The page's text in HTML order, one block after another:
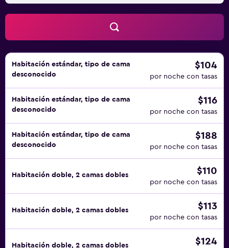
Habitación estándar, tipo de cama
desconocido
$104
por noche con tasas
Habitación estándar, tipo de cama
desconocido
$116
por noche con tasas
Habitación estándar, tipo de cama
desconocido
$188
por noche con tasas
Habitación doble, 2 camas dobles $110
por noche con tasas
Habitación doble, 2 camas dobles $113
por noche con tasas
Habitación doble, 2 camas dobles $124